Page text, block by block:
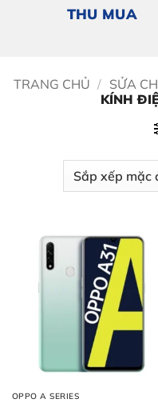
THU MUA
TRANG CHỦ / SỬA
KÍNH
OPPO A SERIES